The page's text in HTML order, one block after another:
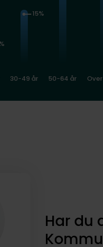
15%
30-49 år 50-64 år
Har du